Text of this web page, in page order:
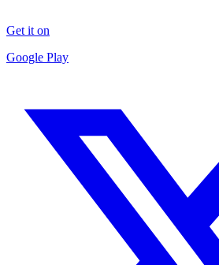
Get it on
Google Play